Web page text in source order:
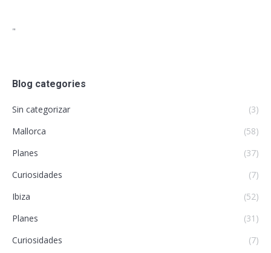
"
Blog categories
Sin categorizar
(3)
Mallorca
(58)
Planes
(37)
Curiosidades
(7)
Ibiza
(52)
Planes
(31)
Curiosidades
(7)